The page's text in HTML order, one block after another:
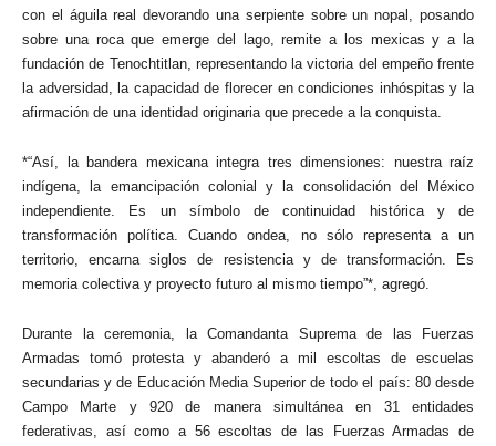
con el águila real devorando una serpiente sobre un nopal, posando
sobre una roca que emerge del lago, remite a los mexicas y a la
fundación de Tenochtitlan, representando la victoria del empeño frente
la adversidad, la capacidad de florecer en condiciones inhóspitas y la
afirmación de una identidad originaria que precede a la conquista.
*“Así, la bandera mexicana integra tres dimensiones: nuestra raíz
indígena, la emancipación colonial y la consolidación del México
independiente. Es un símbolo de continuidad histórica y de
transformación política. Cuando ondea, no sólo representa a un
territorio, encarna siglos de resistencia y de transformación. Es
memoria colectiva y proyecto futuro al mismo tiempo”*, agregó.
Durante la ceremonia, la Comandanta Suprema de las Fuerzas
Armadas tomó protesta y abanderó a mil escoltas de escuelas
secundarias y de Educación Media Superior de todo el país: 80 desde
Campo Marte y 920 de manera simultánea en 31 entidades
federativas, así como a 56 escoltas de las Fuerzas Armadas de